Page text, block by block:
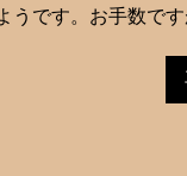
うです。お手数で